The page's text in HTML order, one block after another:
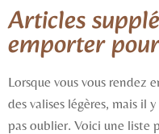
Articles
emporter
Lorsque vous vous rendez
des valises légères, mais il
pas oublier. Voici une liste